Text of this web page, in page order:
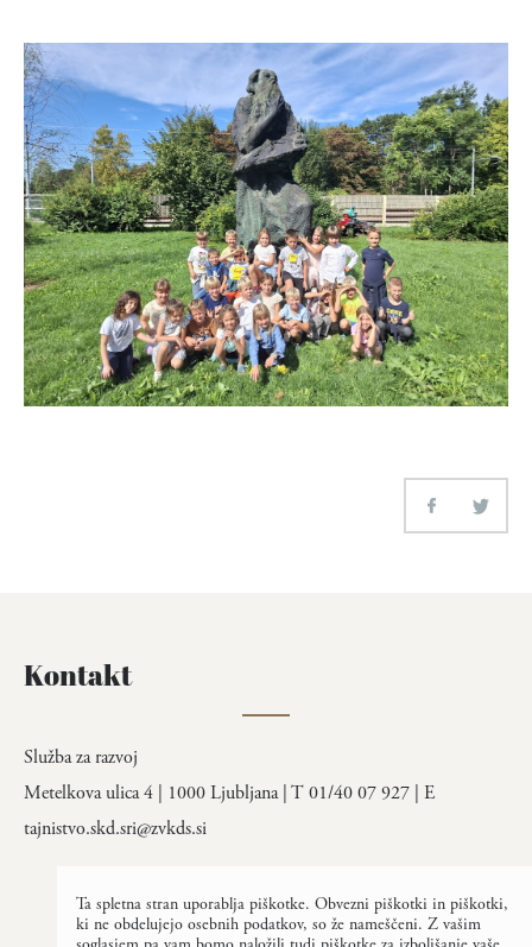
Kontakt
Služba za razvoj
Metelkova ulica 4 | 1000 Ljubljana | T 01/40 07 927 | E
tajnistvo.skd.sri@zvkds.si
Ta spletna stran uporablja piškotke. Obvezni piškotki in piškotki,
ki ne obdelujejo osebnih podatkov, so že nameščeni. Z vašim